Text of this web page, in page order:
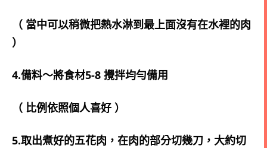
（ 當中可以稍微把熱水淋到最上面沒有在水裡的肉
）
4.備料～將食材5-8 攪拌均勻備用
（ 比例依照個人喜好 ）
5.取出煮好的五花肉，在肉的部分切幾刀，大約切